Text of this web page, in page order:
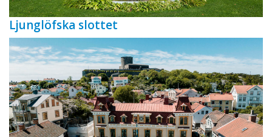
Ljunglöfska slottet